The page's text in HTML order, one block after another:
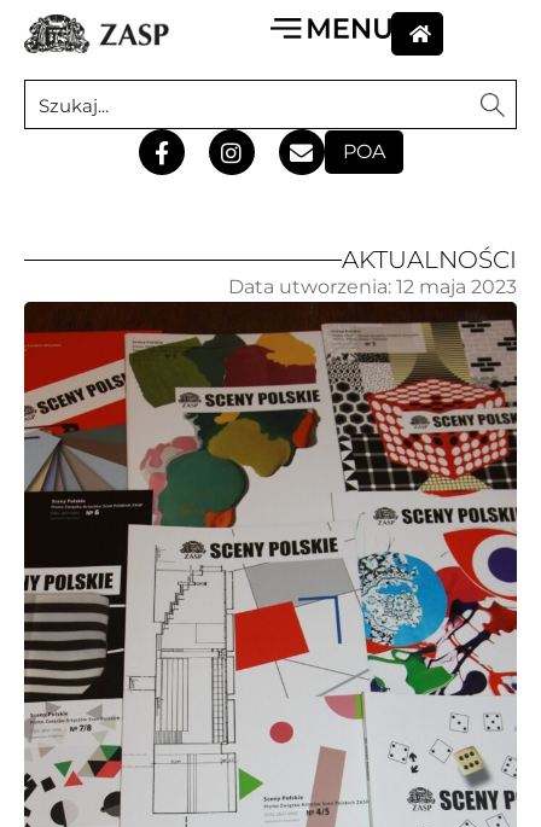
POA
AKTUALNOŚCI
Data utworzenia: 12 maja 2023